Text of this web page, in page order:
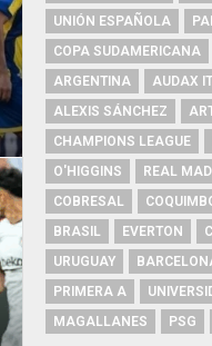
UNIÓN ESPAÑOLA
COPA SUDAMERICANA
ARGENTINA
AUDAX
ALEXIS SÁNCHEZ
CHAMPIONS LEAGUE
O'HIGGINS
REAL
COBRESAL
BRASIL
EVERTON
URUGUAY
PRIMERA A
MAGALLANES
PSG